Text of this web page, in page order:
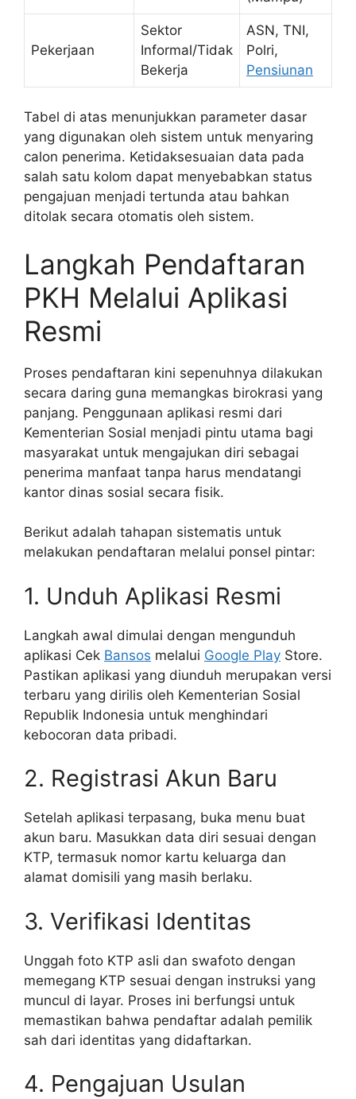
Pekerjaan
Sektor
Informal/Tidak
Bekerja
ASN, TNI,
Polri,
Pensiunan
Tabel di atas menunjukkan parameter dasar
yang digunakan oleh sistem untuk menyaring
calon penerima. Ketidaksesuaian data pada
salah satu kolom dapat menyebabkan status
pengajuan menjadi tertunda atau bahkan
ditolak secara otomatis oleh sistem.
Langkah Pendaftaran
PKH Melalui Aplikasi
Resmi
Proses pendaftaran kini sepenuhnya dilakukan
secara daring guna memangkas birokrasi yang
panjang. Penggunaan aplikasi resmi dari
Kementerian Sosial menjadi pintu utama bagi
masyarakat untuk mengajukan diri sebagai
penerima manfaat tanpa harus mendatangi
kantor dinas sosial secara fisik.
Berikut adalah tahapan sistematis untuk
melakukan pendaftaran melalui ponsel pintar:
1. Unduh Aplikasi Resmi
Langkah awal dimulai dengan mengunduh
aplikasi Cek Bansos melalui Google Play Store.
Pastikan aplikasi yang diunduh merupakan versi
terbaru yang dirilis oleh Kementerian Sosial
Republik Indonesia untuk menghindari
kebocoran data pribadi.
2. Registrasi Akun Baru
Setelah aplikasi terpasang, buka menu buat
akun baru. Masukkan data diri sesuai dengan
KTP, termasuk nomor kartu keluarga dan
alamat domisili yang masih berlaku.
3. Verifikasi Identitas
Unggah foto KTP asli dan swafoto dengan
memegang KTP sesuai dengan instruksi yang
muncul di layar. Proses ini berfungsi untuk
memastikan bahwa pendaftar adalah pemilik
sah dari identitas yang didaftarkan.
4. Pengajuan Usulan